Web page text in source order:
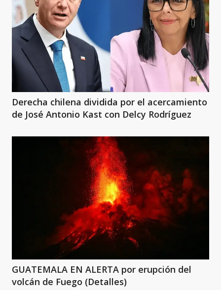
Derecha chilena dividida por el acercamiento
de José Antonio Kast con Delcy Rodríguez
GUATEMALA EN ALERTA por erupción del
volcán de Fuego (Detalles)